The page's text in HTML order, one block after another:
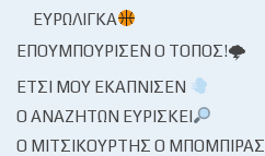
ΕΥΡΩΛΊΓΚΑ
ΕΠΟΥΜΠΟΎΡΙΣΕΝ Ο ΤΌΠΟΣ!🌩
ΈΤΣΙ ΜΟΥ ΕΚΆΠΝΙΣΕΝ
Ο ΑΝΑΖΗΤΏΝ ΕΥΡΊΣΚΕΙ
Ο ΜΙΤΣΙΚΟΥΡΤΉΣ Ο ΜΠΌΜΠΙΡΑΣ